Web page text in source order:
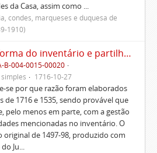
da Casa, assim como ...
condes, marqueses e duquesa de
1910)
Pública-forma do inventário e partilhas dos bens de Vasco Queimado
B-004-0015-00020
1716-10-27
se por que razão foram elaborados
de 1716 e 1535, sendo provável que
pelo menos em parte, com a gestão
mencionadas no inventário. O
de 1497-98, produzido com
Ju...